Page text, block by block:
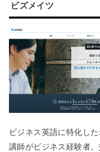
ビズメイツ
ビジネス英語に特化し
講師がビジネス経験者